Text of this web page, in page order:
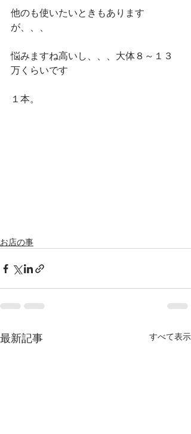
他のも使いたいときもあります
が、、、
悩みますね高いし、、、大体８～１３
万くらいです
１本。
お店の事
最新記事 すべて表示